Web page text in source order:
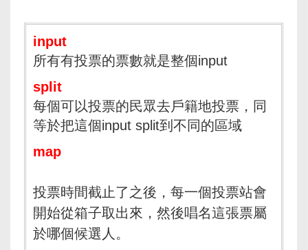
input
所有有投票的票數就是整個input
split
每個可以投票的民眾去戶籍地投票，同
等於把這個input split到不同的區域
map
投票時間截止了之後，每一個投票站會
開始從箱子取出來，然後唱名這張票屬
於哪個候選人。